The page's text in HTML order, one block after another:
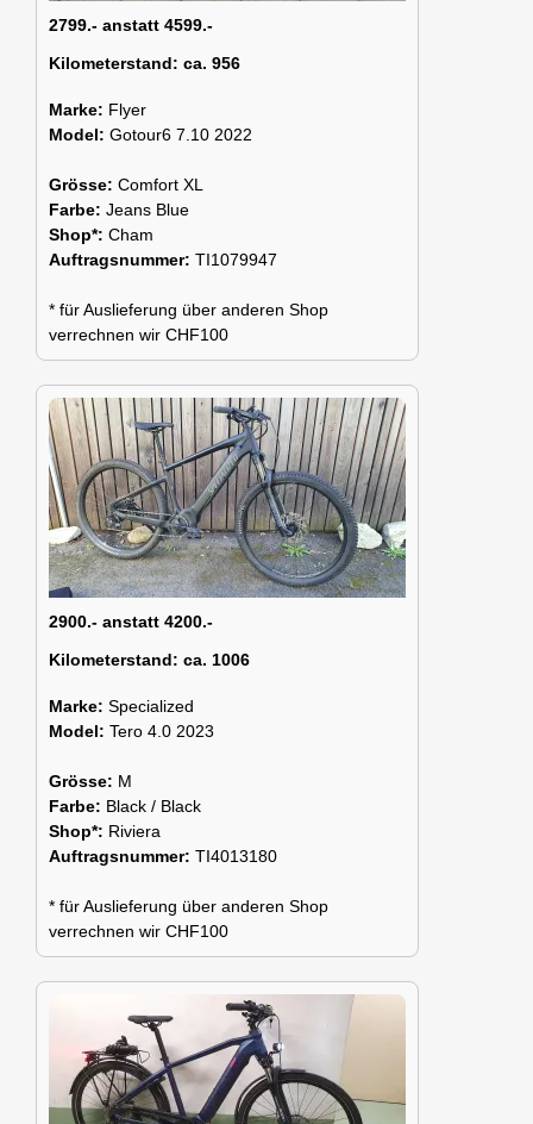
2799.- anstatt 4599.-
Kilometerstand: ca. 956
Marke: Flyer
Model: Gotour6 7.10 2022
Grösse: Comfort XL
Farbe: Jeans Blue
Shop*: Cham
Auftragsnummer: TI1079947
* für Auslieferung über anderen Shop
verrechnen wir CHF100
2900.- anstatt 4200.-
Kilometerstand: ca. 1006
Marke: Specialized
Model: Tero 4.0 2023
Grösse: M
Farbe: Black / Black
Shop*: Riviera
Auftragsnummer: TI4013180
* für Auslieferung über anderen Shop
verrechnen wir CHF100